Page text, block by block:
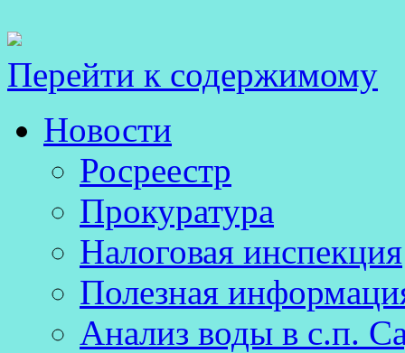
Перейти к содержимому
Новости
Росреестр
Прокуратура
Налоговая инспекция
Полезная
Анализ воды в с.п.